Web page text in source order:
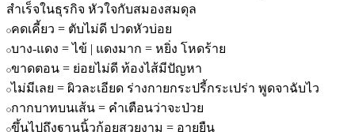
สำเร็จในธุรกิจ หัวใจกับสมองสมดุล
คดเคี้ยว = ตับไม่ดี ปวดหัวบ่อย
บาง-แดง = ไข้ | แดงมาก = หยิ่ง โหดร้าย
ขาดตอน = ย่อยไม่ดี ท้องไส้มีปัญหา
ไม่มีเลย = ผิวละเอียด ร่างกายกระปรี้กระเปร่า พูดจาฉับไว
กากบาทบนเส้น = คำเตือนว่าจะป่วย
ขึ้นไปถึงฐานนิ้วก้อยสวยงาม = อายุยืน